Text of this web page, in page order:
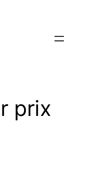
prix